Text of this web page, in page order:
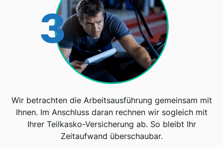
3
Wir betrachten die Arbeitsausführung gemeinsam mit
Ihnen. Im Anschluss daran rechnen wir sogleich mit
Ihrer Teilkasko-Versicherung ab. So bleibt Ihr
Zeitaufwand überschaubar.